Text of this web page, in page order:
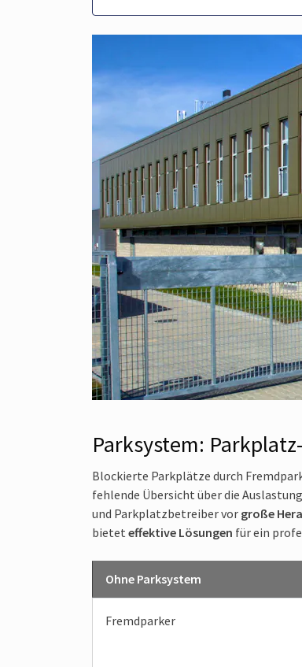
Parksystem:
Blockierte Parkplätze durch
fehlende Übersicht über die
und Parkplatzbetreiber vor große
bietet effektive Lösungen für ein
Ohne Parksystem
Fremdparker